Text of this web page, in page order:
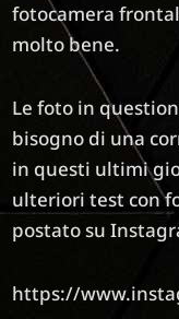
fotocamera
molto bene.
Le foto in
bisogno di una
in questi ultimi
ulteriori test con
postato su
https://